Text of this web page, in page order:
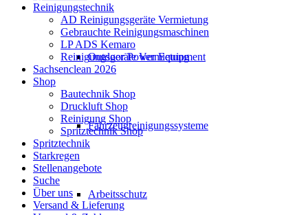
Outdoor Power Equipment
Fahrzeugreinigungssysteme
Arbeitsschutz
Reinigungstechnik
AD Reinigungsgeräte Vermietung
Gebrauchte Reinigungsmaschinen
LP ADS Kemaro
Reinigungsgeräte Vermietung
Sachsenclean 2026
Shop
Bautechnik Shop
Druckluft Shop
Reinigung Shop
Spritztechnik Shop
Spritztechnik
Starkregen
Stellenangebote
Suche
Über uns
Versand & Lieferung